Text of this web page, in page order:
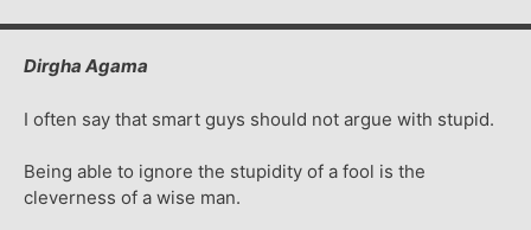
Dirgha Agama
I often say that smart guys should not argue with stupid.
Being able to ignore the stupidity of a fool is the
cleverness of a wise man.